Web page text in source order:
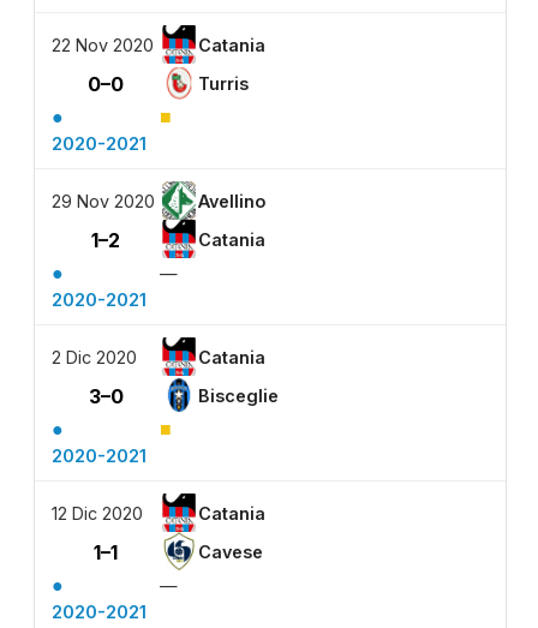
22 Nov 2020 Catania
0–0 Turris
● ■
2020-2021
29 Nov 2020 Avellino
1–2 Catania
●
—
2020-2021
2 Dic 2020 Catania
3–0 Bisceglie
● ■
2020-2021
12 Dic 2020 Catania
1–1 Cavese
●
—
2020-2021